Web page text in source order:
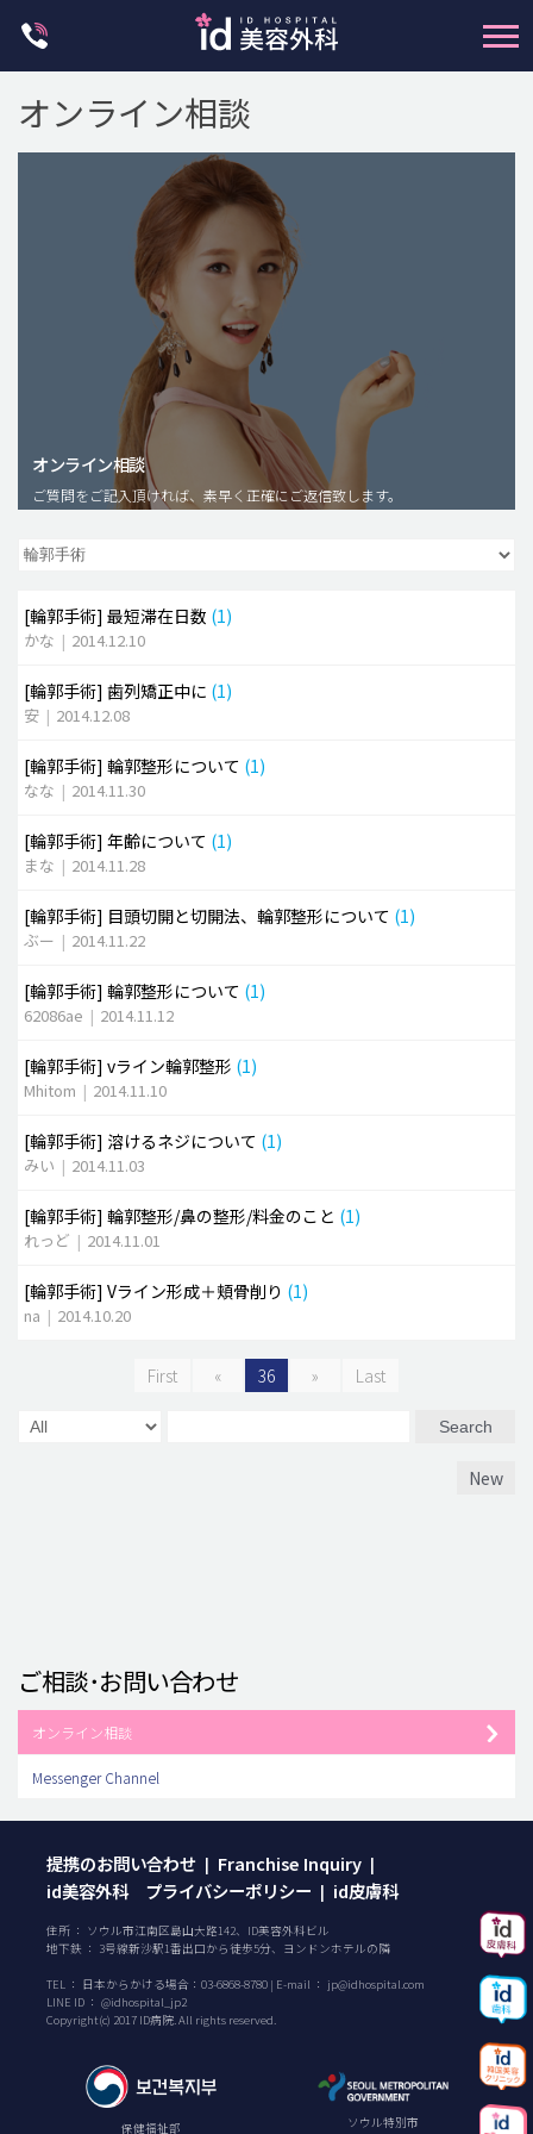
脂肪注入(アンチエイジング)
豊胸手術・バストアップ
メンズ整形
idリアルストーリー
idニュース
安全整形
ご相談のお問い合わせ
オンライン相談
オンライン相談
ご質問をご記入頂ければ、素早く正確にご返信致します。
[輪郭手術] 最短滞在日数 (1)
かな | 2014.12.10
[輪郭手術] 歯列矯正中に (1)
安 | 2014.12.08
[輪郭手術] 輪郭整形について (1)
なな | 2014.11.30
[輪郭手術] 年齢について (1)
まな | 2014.11.28
[輪郭手術] 目頭切開と切開法、輪郭整形について (1)
ぶー | 2014.11.22
[輪郭手術] 輪郭整形について (1)
62086ae | 2014.11.12
[輪郭手術] vライン輪郭整形 (1)
Mhitom | 2014.11.10
[輪郭手術] 溶けるネジについて (1)
みい | 2014.11.03
[輪郭手術] 輪郭整形/鼻の整形/料金のこと (1)
れっど | 2014.11.01
[輪郭手術] Vライン形成＋頬骨削り (1)
na | 2014.10.20
First « 36 » Last
Search
New
ご相談･お問い合わせ
オンライン相談
Messenger Channel
提携のお問い合わせ | Franchise Inquiry |
id美容外科 プライバシーポリシー | id皮膚科
住所 ： ソウル市江南区島山大路142、ID美容外科ビル
地下鉄 ： 3号線新沙駅1番出口から徒歩5分、ヨンドンホテルの隣
TEL ： 日本からかける場合： 03-6868-8780 | E-mail ： jp@idhospital.com
LINE ID ： @idhospital_jp2
Copyright(c) 2017 ID病院. All rights reserved.
保健福祉部 ソウル特別市